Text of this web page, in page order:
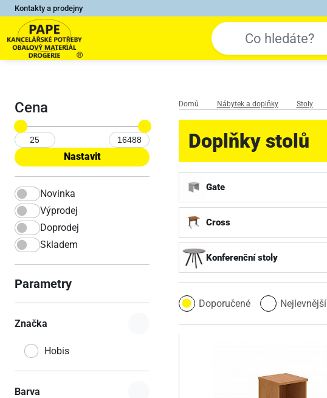
Kontakty a prodejny
Cena
Novinka
Výprodej
Doprodej
Skladem
Parametry
Značka
Hobis
Barva
Domů Nábytek a doplňky Stoly
Doplňky stolů
Gate
Cross
Konferenční stoly
Doporučené Nejlevnější